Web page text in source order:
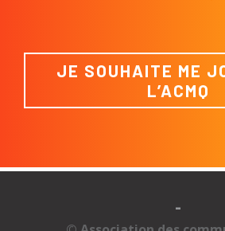
JE SOUHAITE ME
L’ACMQ
-